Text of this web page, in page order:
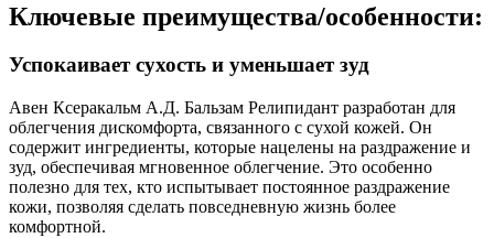
Ключевые преимущества/особенности:
Успокаивает сухость и уменьшает зуд
Авен Ксеракальм А.Д. Бальзам Релипидант разработан для
облегчения дискомфорта, связанного с сухой кожей. Он
содержит ингредиенты, которые нацелены на раздражение и
зуд, обеспечивая мгновенное облегчение. Это особенно
полезно для тех, кто испытывает постоянное раздражение
кожи, позволяя сделать повседневную жизнь более
комфортной.